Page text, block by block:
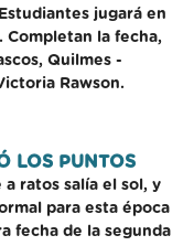
jugará en
Completan la fecha,
Quilmes -
Rawson.
LOS PUNTOS
ratos salía el sol, y
para esta época
fecha de la segunda